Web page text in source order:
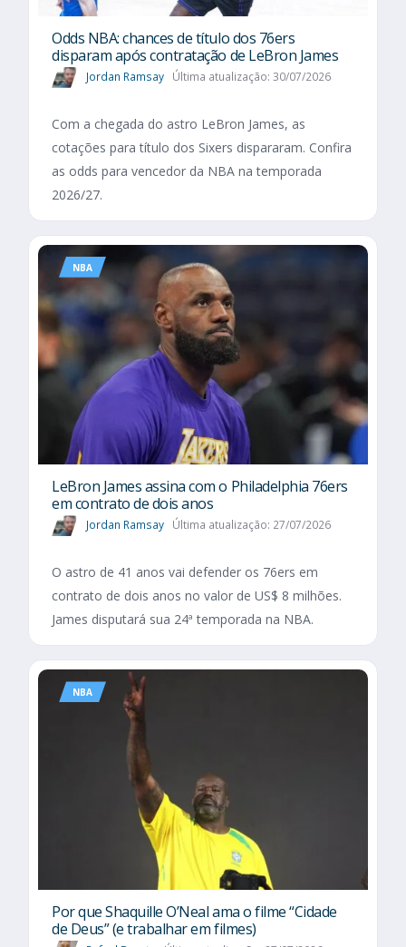
Odds NBA: chances de título dos 76ers
disparam após contratação de LeBron James
Jordan Ramsay Última atualização: 30/07/2026
Com a chegada do astro LeBron James, as
cotações para título dos Sixers dispararam. Confira
as odds para vencedor da NBA na temporada
2026/27.
NBA
LeBron James assina com o Philadelphia 76ers
em contrato de dois anos
Jordan Ramsay Última atualização: 27/07/2026
O astro de 41 anos vai defender os 76ers em
contrato de dois anos no valor de US$ 8 milhões.
James disputará sua 24ª temporada na NBA.
NBA
Por que Shaquille O’Neal ama o filme “Cidade
de Deus” (e trabalhar em filmes)